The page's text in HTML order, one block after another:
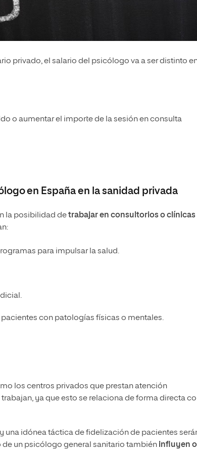
privado, el salario del psicólogo va a ser distinto
o aumentar el importe de la sesión en consulta
en España en la sanidad privada
la posibilidad detrabajar en consultorios o clínicas
para impulsar la salud.
con patologías físicas o mentales.
los centros privados que prestan atención
ya que esto se relaciona de forma directa
una idónea táctica de fidelización de pacientes
de un psicólogo general sanitario también influyen